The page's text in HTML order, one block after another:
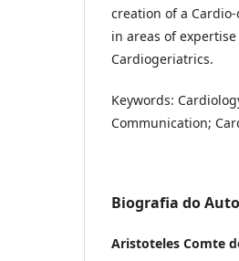
creation of a
in areas of
Cardiogeriatrics.
Keywords:
Communication;
Biografia do
Aristoteles Comte